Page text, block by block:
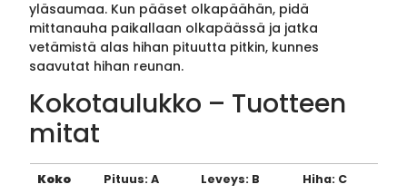
yläsaumaa. Kun pääset olkapäähän, pidä
mittanauha paikallaan olkapäässä ja jatka
vetämistä alas hihan pituutta pitkin, kunnes
saavutat hihan reunan.
Kokotaulukko – Tuotteen
mitat
Koko Pituus: A Leveys: B
Hiha: C